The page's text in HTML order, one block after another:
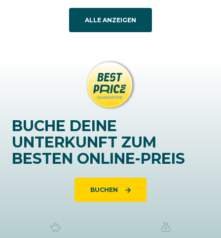
ALLE ANZEIGEN
BUCHE DEINE
UNTERKUNFT ZUM
BESTEN ONLINE-PREIS
BUCHEN